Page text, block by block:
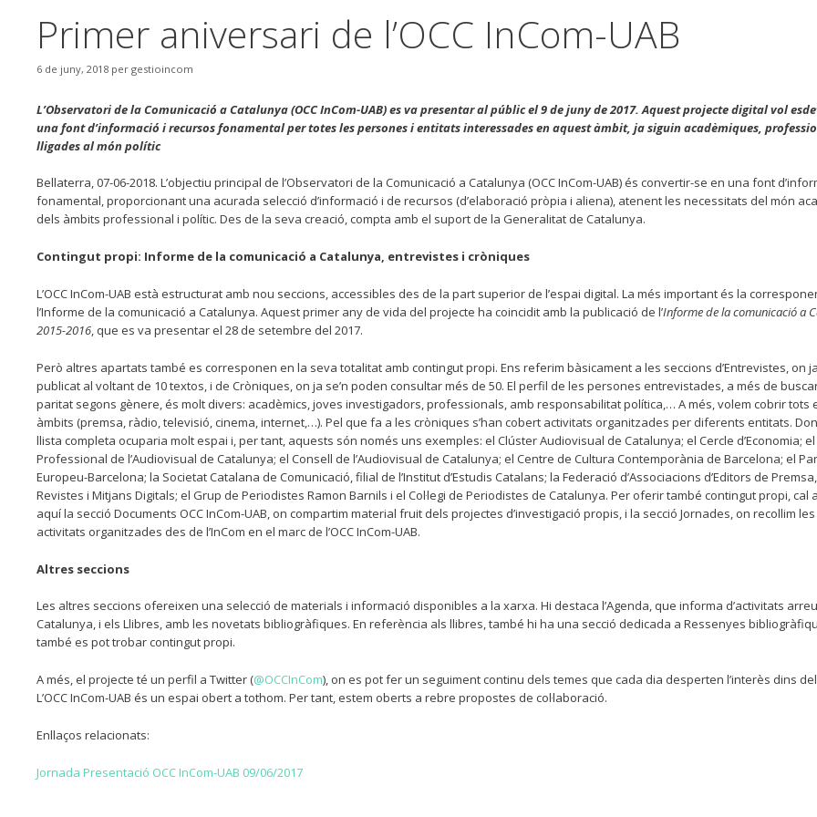
Primer aniversari de l’OCC InCom-UAB
6 de juny, 2018 per gestioincom
L’Observatori de la Comunicació a Catalunya (OCC InCom-UAB) es va presentar al públic el 9 de juny de 2017. Aquest projecte digital vol
una font d’informació i recursos fonamental per totes les persones i entitats interessades en aquest àmbit, ja siguin acadèmiques,
lligades al món polític
Bellaterra, 07-06-2018. L’objectiu principal de l’Observatori de la Comunicació a Catalunya (OCC InCom-UAB) és convertir-se en una font
fonamental, proporcionant una acurada selecció d’informació i de recursos (d’elaboració pròpia i aliena), atenent les necessitats del món
dels àmbits professional i polític. Des de la seva creació, compta amb el suport de la Generalitat de Catalunya.
Contingut propi: Informe de la comunicació a Catalunya, entrevistes i cròniques
L’OCC InCom-UAB està estructurat amb nou seccions, accessibles des de la part superior de l’espai digital. La més important és la
l’Informe de la comunicació a Catalunya. Aquest primer any de vida del projecte ha coincidit amb la publicació de l’Informe de la comunicació a
2015-2016, que es va presentar el 28 de setembre del 2017.
Però altres apartats també es corresponen en la seva totalitat amb contingut propi. Ens referim bàsicament a les seccions d’Entrevistes, on
publicat al voltant de 10 textos, i de Cròniques, on ja se’n poden consultar més de 50. El perfil de les persones entrevistades, a més de
paritat segons gènere, és molt divers: acadèmics, joves investigadors, professionals, amb responsabilitat política,… A més, volem cobrir tots
àmbits (premsa, ràdio, televisió, cinema, internet,…). Pel que fa a les cròniques s’han cobert activitats organitzades per diferents entitats.
llista completa ocuparia molt espai i, per tant, aquests són només uns exemples: el Clúster Audiovisual de Catalunya; el Cercle d’Economia; el
Professional de l’Audiovisual de Catalunya; el Consell de l’Audiovisual de Catalunya; el Centre de Cultura Contemporània de Barcelona; el
Europeu-Barcelona; la Societat Catalana de Comunicació, filial de l’Institut d’Estudis Catalans; la Federació d’Associacions d’Editors de Premsa,
Revistes i Mitjans Digitals; el Grup de Periodistes Ramon Barnils i el Col·legi de Periodistes de Catalunya. Per oferir també contingut propi, cal
aquí la secció Documents OCC InCom-UAB, on compartim material fruit dels projectes d’investigació propis, i la secció Jornades, on recollim les
activitats organitzades des de l’InCom en el marc de l’OCC InCom-UAB.
Altres seccions
Les altres seccions ofereixen una selecció de materials i informació disponibles a la xarxa. Hi destaca l’Agenda, que informa d’activitats
Catalunya, i els Llibres, amb les novetats bibliogràfiques. En referència als llibres, també hi ha una secció dedicada a Ressenyes
també es pot trobar contingut propi.
A més, el projecte té un perfil a Twitter (@OCCInCom), on es pot fer un seguiment continu dels temes que cada dia desperten l’interès dins
L’OCC InCom-UAB és un espai obert a tothom. Per tant, estem oberts a rebre propostes de col·laboració.
Enllaços relacionats:
Jornada Presentació OCC InCom-UAB 09/06/2017